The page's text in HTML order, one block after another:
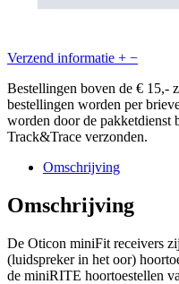
Verzend informatie + −
Bestellingen boven de € 15,-
bestellingen worden per
worden door de pakketdienst
Track&Trace verzonden.
Omschrijving
Omschrijving
De Oticon miniFit receivers
(luidspreker in het oor)
de miniRITE hoortoestellen